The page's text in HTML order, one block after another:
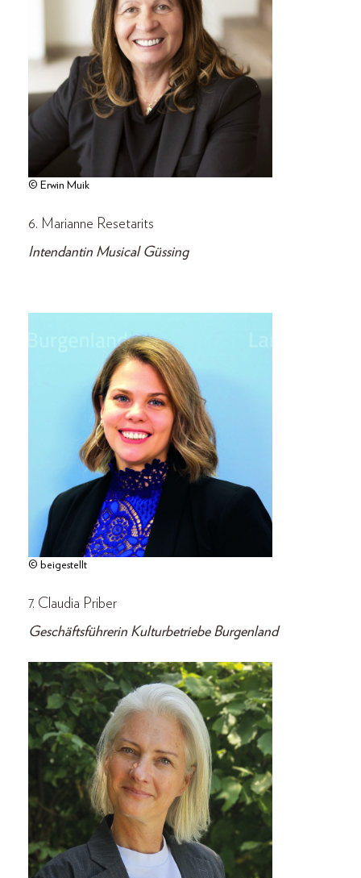
© Erwin Muik
6. Marianne Resetarits
Intendantin Musical Güssing
© beigestellt
7. Claudia Priber
Geschäftsführerin Kulturbetriebe Burgenland